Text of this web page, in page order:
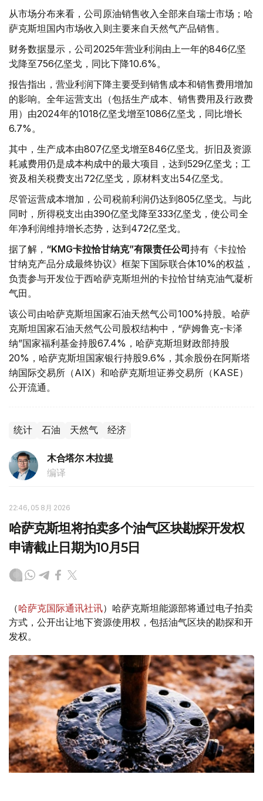
从市场分布来看，公司原油销售收入全部来自瑞士市场；哈
萨克斯坦国内市场收入则主要来自天然气产品销售。
财务数据显示，公司2025年营业利润由上一年的846亿坚
戈降至756亿坚戈，同比下降10.6%。
报告指出，营业利润下降主要受到销售成本和销售费用增加
的影响。全年运营支出（包括生产成本、销售费用及行政费
用）由2024年的1018亿坚戈增至1086亿坚戈，同比增长
6.7%。
其中，生产成本由807亿坚戈增至846亿坚戈。折旧及资源
耗减费用仍是成本构成中的最大项目，达到529亿坚戈；工
资及相关税费支出72亿坚戈，原材料支出54亿坚戈。
尽管运营成本增加，公司税前利润仍达到805亿坚戈。与此
同时，所得税支出由390亿坚戈降至333亿坚戈，使公司全
年净利润维持增长态势，达到472亿坚戈。
据了解， “KMG卡拉恰甘纳克”有限责任公司持有《卡拉恰
甘纳克产品分成最终协议》框架下国际联合体10%的权益，
负责参与开发位于西哈萨克斯坦州的卡拉恰甘纳克油气凝析
气田。
该公司由哈萨克斯坦国家石油天然气公司100%持股。哈萨
克斯坦国家石油天然气公司股权结构中，“萨姆鲁克-卡泽
纳”国家福利基金持股67.4%，哈萨克斯坦财政部持股
20%，哈萨克斯坦国家银行持股9.6%，其余股份在阿斯塔
纳国际交易所（AIX）和哈萨克斯坦证券交易所（KASE）
公开流通。
统计 石油 天然气 经济
木合塔尔 木拉提
编译
22:46, 05 8月 2026
哈萨克斯坦将拍卖多个油气区块勘探开发权
申请截止日期为10月5日
（哈萨克国际通讯社讯）哈萨克斯坦能源部将通过电子拍卖
方式，公开出让地下资源使用权，包括油气区块的勘探和开
发权。